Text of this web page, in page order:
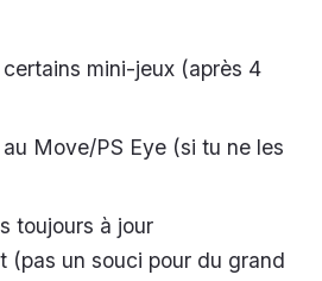
mini-jeux (après 4
Move/PS Eye (si tu ne les
toujours à jour
(pas un souci pour du grand